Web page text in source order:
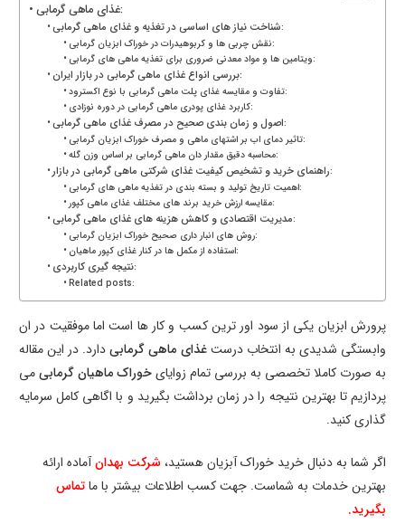
غذای ماهی گرمابی:
شناخت نیاز های اساسی در تغذیه و غذای ماهی گرمابی:
نقش چربی ها و کربوهیدرات در خوراک ابزیان گرمابی:
ویتامین ها و مواد معدنی ضروری برای تغذیه ماهی های گرمابی:
بررسی انواع غذای ماهی گرمابی در بازار ایران:
تفاوت و مقایسه غذای پلت ماهی گرمابی با نوع اکسترود:
کاربرد غذای پودری ماهی گرمابی در دوره نوزادی:
اصول و زمان بندی صحیح در مصرف غذای ماهی گرمابی:
تاثیر دمای اب بر اشتهای ماهی و مصرف خوراک ابزیان گرمابی:
محاسبه دقیق مقدار دان ماهی گرمابی بر اساس وزن گله:
راهنمای خرید و تشخیص کیفیت غذای شرکتی ماهی گرمابی در بازار:
اهمیت تاریخ تولید و بسته بندی در تغذیه ماهی های گرمابی:
مقایسه ارزش خرید برند های مختلف غذای ماهی کپور:
مدیریت اقتصادی و کاهش هزینه های غذای ماهی گرمابی:
روش های انبار داری صحیح خوراک ابزیان گرمابی:
استفاده از مکمل ها در کنار غذای کپور ماهیان:
نتیجه گیری کاربردی:
Related posts:
پرورش ابزیان یکی از سود اور ترین کسب و کار ها است اما موفقیت در ان
وابستگی شدیدی به انتخاب درستغذای ماهی گرمابیدارد. در این مقاله
به صورت کاملا تخصصی به بررسی تمام زوایایخوراک ماهیان گرمابیمی
پردازیم تا بهترین نتیجه را در زمان برداشت بگیرید و با اگاهی کامل سرمایه
گذاری کنید.
اگر شما به دنبال خرید خوراک آبزیان هستید،شرکت بهدانآماده ارائه
بهترین خدمات به شماست. جهت کسب اطلاعات بیشتر با ماتماس
بگیرید.